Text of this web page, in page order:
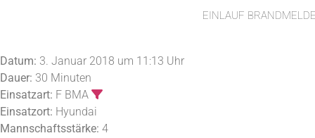
EINLAUF
Datum: 3. Januar 2018 um 11:13 Uhr
Dauer: 30 Minuten
Einsatzart: F BMA
Einsatzort: Hyundai
Mannschaftsstärke: 4